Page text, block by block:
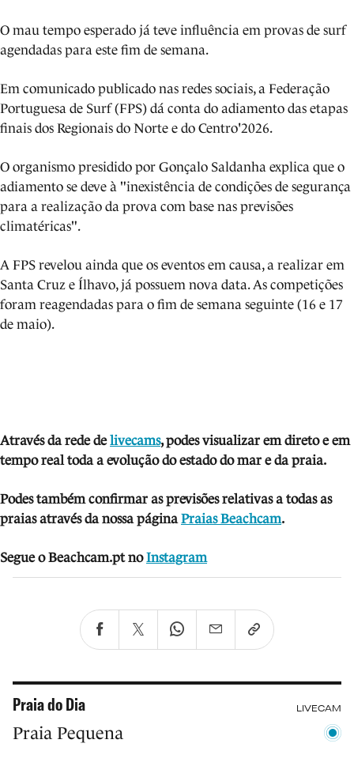
O mau tempo esperado já teve influência em provas de surf
agendadas para este fim de semana.
Em comunicado publicado nas redes sociais, a Federação
Portuguesa de Surf (FPS) dá conta do adiamento das etapas
finais dos Regionais do Norte e do Centro'2026.
O organismo presidido por Gonçalo Saldanha explica que o
adiamento se deve à "inexistência de condições de segurança
para a realização da prova com base nas previsões
climatéricas".
A FPS revelou ainda que os eventos em causa, a realizar em
Santa Cruz e Ílhavo, já possuem nova data. As competições
foram reagendadas para o fim de semana seguinte (16 e 17
de maio).
Através da rede delivecams, podes visualizar em direto e em
tempo real toda a evolução do estado do mar e da praia.
Podes também confirmar as previsões relativas a todas as
praias através da nossa páginaPraias Beachcam.
Segue o Beachcam.pt no Instagram
Praia do Dia LIVECAM
Praia Pequena